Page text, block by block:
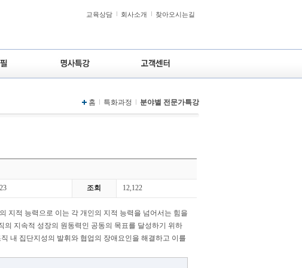
교육상담 회사소개 찾아오시는길
홈 특화과정 분야별 전문가특강
조회 12,122
지적 능력으로 이는 각 개인의 지적 능력을 넘어서는 힘을
의 지속적 성장의 원동력인 공동의 목표를 달성하기 위하
내 집단지성의 발휘와 협업의 장애요인을 해결하고 이를